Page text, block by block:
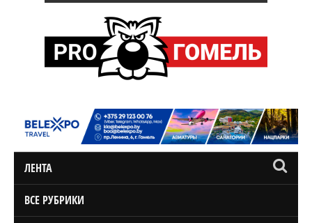
ЛЕНТА
ВСЕ РУБРИКИ